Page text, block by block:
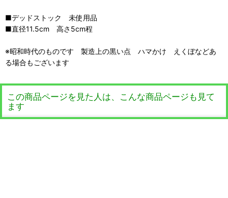
■デッドストック 未使用品
■直径11.5cm 高さ5cm程
※昭和時代のものです 製造上の黒い点 ハマかけ えくぼなどあ
る場合もございます
この商品ページを見た人は、こんな商品ページも見て
ます